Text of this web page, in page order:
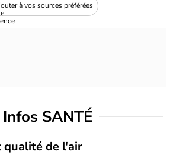
à vos sources préférées
Infos SANTÉ
de l'air